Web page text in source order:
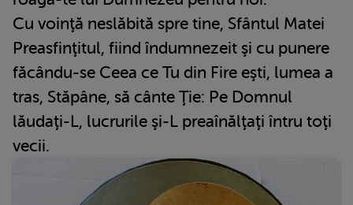
Cu voinţă neslăbită spre tine, Sfântul Matei
Preasfinţitul, fiind îndumnezeit şi cu punere
făcându-se Ceea ce Tu din Fire eşti, lumea a
tras, Stăpâne, să cânte Ţie: Pe Domnul
lăudaţi-L, lucrurile şi-L preaînălţaţi întru toţi
vecii.